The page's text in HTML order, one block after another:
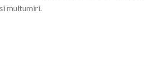
multumiri.